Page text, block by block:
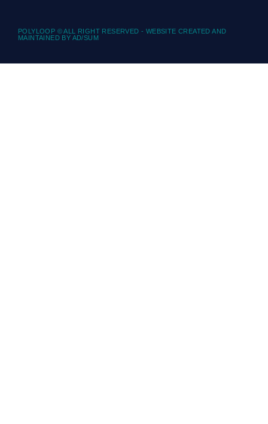
POLYLOOP © ALL RIGHT RESERVED - WEBSITE CREATED AND
MAINTAINED BY AD/SUM